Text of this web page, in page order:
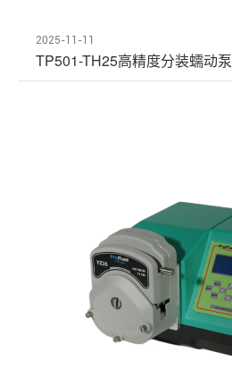
2025-11-11
TP501-TH25高精度分装蠕动泵